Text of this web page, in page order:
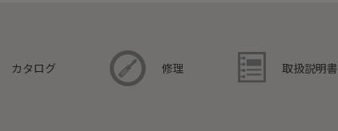
カタログ 修理 取扱説明書